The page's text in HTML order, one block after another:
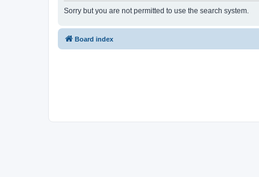
Sorry but you are not permitted to use the search system.
Board index